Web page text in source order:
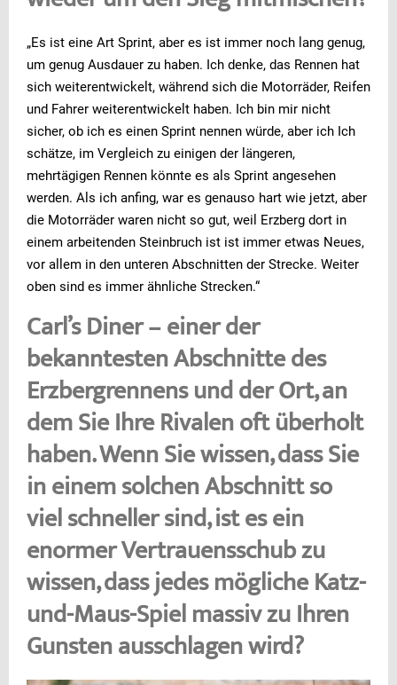
„Es ist eine Art Sprint, aber es ist immer noch lang genug,
um genug Ausdauer zu haben. Ich denke, das Rennen hat
sich weiterentwickelt, während sich die Motorräder, Reifen
und Fahrer weiterentwickelt haben. Ich bin mir nicht
sicher, ob ich es einen Sprint nennen würde, aber ich Ich
schätze, im Vergleich zu einigen der längeren,
mehrtägigen Rennen könnte es als Sprint angesehen
werden. Als ich anfing, war es genauso hart wie jetzt, aber
die Motorräder waren nicht so gut, weil Erzberg dort in
einem arbeitenden Steinbruch ist ist immer etwas Neues,
vor allem in den unteren Abschnitten der Strecke. Weiter
oben sind es immer ähnliche Strecken.“
Carl’s Diner – einer der
bekanntesten Abschnitte des
Erzbergrennens und der Ort, an
dem Sie Ihre Rivalen oft überholt
haben. Wenn Sie wissen, dass Sie
in einem solchen Abschnitt so
viel schneller sind, ist es ein
enormer Vertrauensschub zu
wissen, dass jedes mögliche Katz-
und-Maus-Spiel massiv zu Ihren
Gunsten ausschlagen wird?